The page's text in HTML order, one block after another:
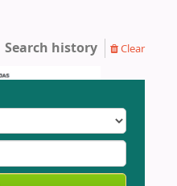
Search history Clear